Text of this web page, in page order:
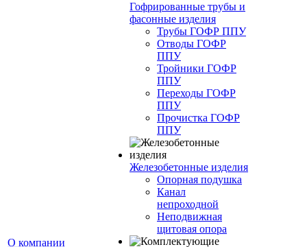
О компании
Гофрированные трубы и
фасонные изделия
Трубы ГОФР ППУ
Отводы ГОФР
ППУ
Тройники ГОФР
ППУ
Переходы ГОФР
ППУ
Прочистка ГОФР
ППУ
Железобетонные изделия
Опорная подушка
Канал
непроходной
Неподвижная
щитовая опора